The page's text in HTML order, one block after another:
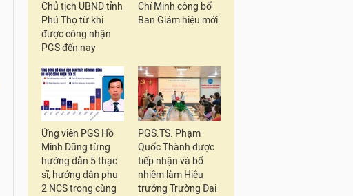
Chủ tịch UBND tỉnh
Phú Thọ từ khi
được công nhận
PGS đến nay
Chí Minh công bố
Ban Giám hiệu mới
Ứng viên PGS Hồ
Minh Dũng từng
hướng dẫn 5 thạc
sĩ, hướng dẫn phụ
2 NCS trong cùng
PGS.TS. Phạm
Quốc Thành được
tiếp nhận và bổ
nhiệm làm Hiệu
trưởng Trường Đại